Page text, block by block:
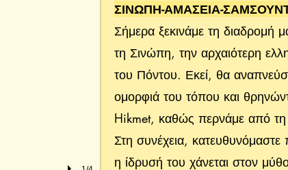
ΣΙΝΩΠΗ-ΑΜΑΣΕΙΑ-
Σήμερα ξεκινάμε τη
τη Σινώπη, την αρχαιότερη
του Πόντου. Εκεί, θα
ομορφιά του τόπου και
Hikmet, καθώς περνάμε από
Στη συνέχεια,
η ίδρυσή του χάνεται στον